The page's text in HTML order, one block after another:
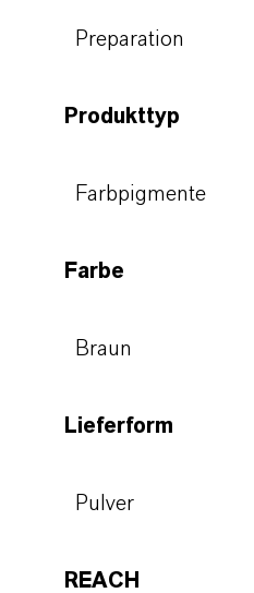
Preparation
Produkttyp
Farbpigmente
Farbe
Braun
Lieferform
Pulver
REACH